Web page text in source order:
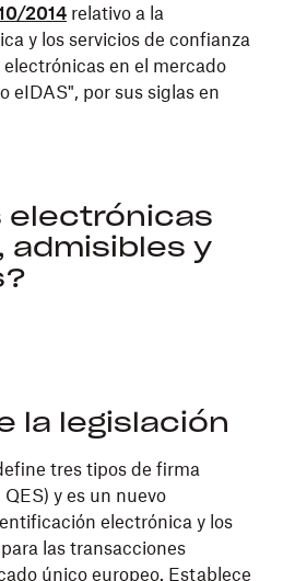
2014 relativo a la
y los servicios de confianza
en el mercado
eIDAS", por sus siglas en
electrónicas
admisibles y
la legislación
tres tipos de firma
y es un nuevo
electrónica y los
las transacciones
único europeo. Establece